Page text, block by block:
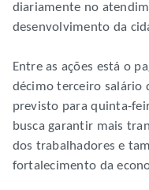
diariamente no
desenvolvimento da
Entre as ações está o
décimo terceiro salário
previsto para quinta-
busca garantir mais
dos trabalhadores e
fortalecimento da